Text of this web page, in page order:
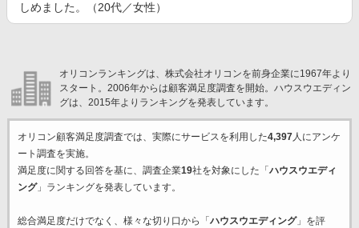
しめました。（20代／女性）
オリコンランキングは、株式会社オリコンを前身企業に1967年より
スタート。2006年からは顧客満足度調査を開始。ハウスウエディン
グは、2015年よりランキングを発表しています。
オリコン顧客満足度調査では、実際にサービスを利用した4,397人にアンケ
ート調査を実施。
満足度に関する回答を基に、調査企業19社を対象にした「 ハウスウエディ
ング」ランキングを発表しています。
総合満足度だけでなく、様々な切り口から「 ハウスウエディング」を評